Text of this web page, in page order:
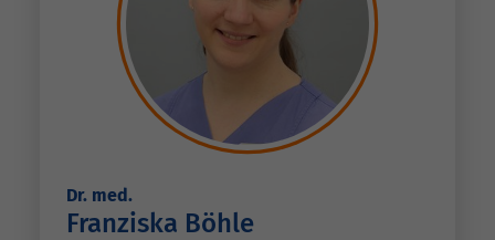
Dr. med.
Franziska Böhle